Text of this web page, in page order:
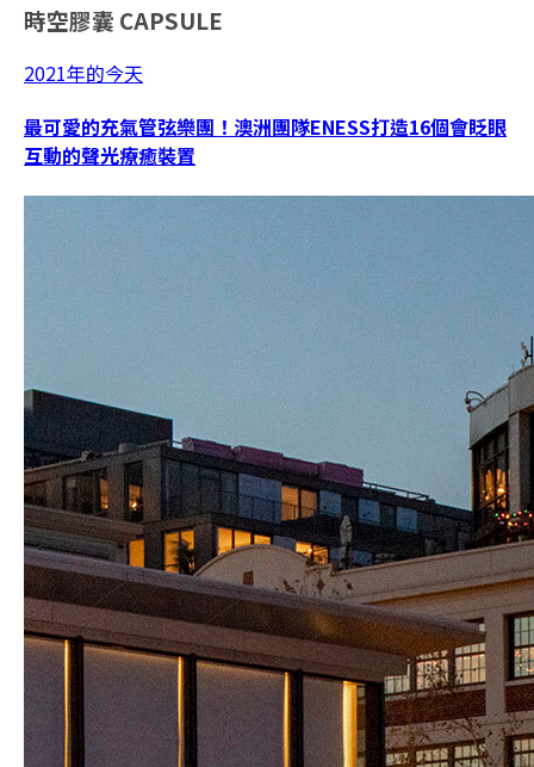
時空膠囊 CAPSULE
2021年的今天
最可愛的充氣管弦樂團！澳洲團隊ENESS打造16個會眨眼
互動的聲光療癒裝置